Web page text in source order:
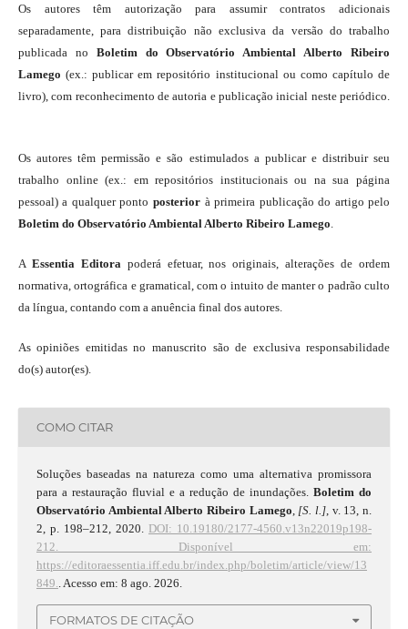
Os autores têm autorização para assumir contratos adicionais
separadamente, para distribuição não exclusiva da versão do trabalho
publicada no Boletim do Observatório Ambiental Alberto Ribeiro
Lamego (ex.: publicar em repositório institucional ou como capítulo de
livro), com reconhecimento de autoria e publicação inicial neste periódico.
Os autores têm permissão e são estimulados a publicar e distribuir seu
trabalho online (ex.: em repositórios institucionais ou na sua página
pessoal) a qualquer ponto posterior à primeira publicação do artigo pelo
Boletim do Observatório Ambiental Alberto Ribeiro Lamego
A Essentia Editora poderá efetuar, nos originais, alterações de ordem
normativa, ortográfica e gramatical, com o intuito de manter o padrão culto
da língua, contando com a anuência final dos autores.
As opiniões emitidas no manuscrito são de exclusiva responsabilidade
do(s) autor(es).
COMO CITAR
Soluções baseadas na natureza como uma alternativa promissora
para a restauração fluvial e a redução de inundações.Boletim do
Observatório Ambiental Alberto Ribeiro Lamego [S. l.] , v. 13, n.
2, p. 198–212, 2020. DOI: 10.19180/2177-4560.v13n22019p198-
212.
Disponível em:
https://editoraessentia.iff.edu.br/index.php/boletim/article/view/13
849.
. Acesso em: 8 ago. 2026.
FORMATOS DE CITAÇÃO